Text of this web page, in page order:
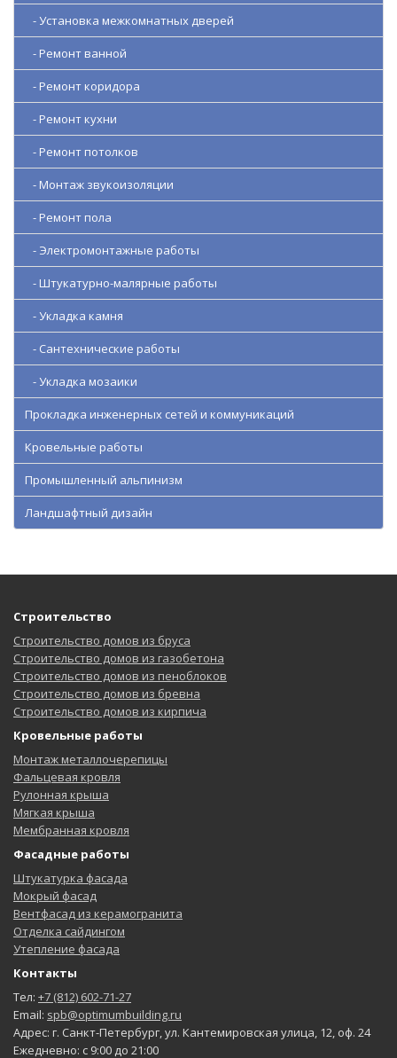
- Установка межкомнатных дверей
- Ремонт ванной
- Ремонт коридора
- Ремонт кухни
- Ремонт потолков
- Монтаж звукоизоляции
- Ремонт пола
- Электромонтажные работы
- Штукатурно-малярные работы
- Укладка камня
- Сантехнические работы
- Укладка мозаики
Прокладка инженерных сетей и коммуникаций
Кровельные работы
Промышленный альпинизм
Ландшафтный дизайн
Строительство
Строительство домов из бруса
Строительство домов из газобетона
Строительство домов из пеноблоков
Строительство домов из бревна
Строительство домов из кирпича
Кровельные работы
Монтаж металлочерепицы
Фальцевая кровля
Рулонная крыша
Мягкая крыша
Мембранная кровля
Фасадные работы
Штукатурка фасада
Мокрый фасад
Вентфасад из керамогранита
Отделка сайдингом
Утепление фасада
Контакты
Тел: +7 (812) 602-71-27
Email: spb@optimumbuilding.ru
Адрес: г. Санкт-Петербург, ул. Кантемировская улица, 12, оф. 24
Ежедневно: с 9:00 до 21:00